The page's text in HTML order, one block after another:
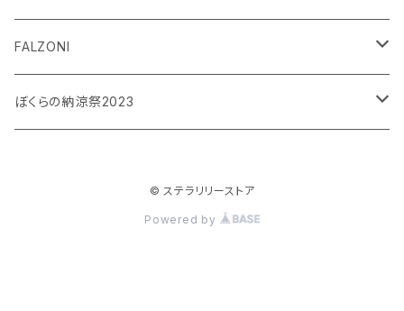
平賀勇成
吉岡佑
神永圭佑
小波津亜廉
FALZONI
笠間淳の黄昏古書堂
ぼくらの納涼祭2023
© ステラリリーストア
Powered by